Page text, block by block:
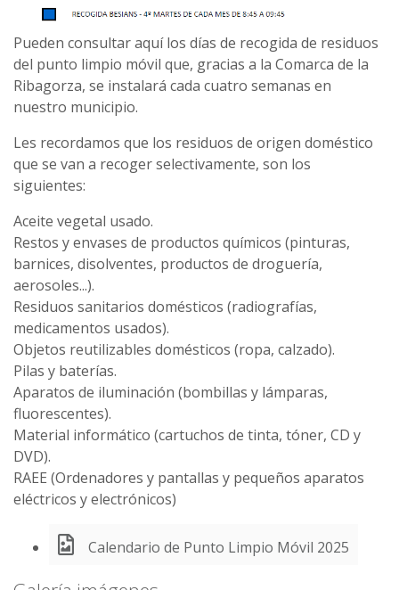
Pueden consultar aquí los días de recogida de residuos
del punto limpio móvil que, gracias a la Comarca de la
Ribagorza, se instalará cada cuatro semanas en
nuestro municipio.
Les recordamos que los residuos de origen doméstico
que se van a recoger selectivamente, son los
siguientes:
Aceite vegetal usado.
Restos y envases de productos químicos (pinturas,
barnices, disolventes, productos de droguería,
aerosoles...).
Residuos sanitarios domésticos (radiografías,
medicamentos usados).
Objetos reutilizables domésticos (ropa, calzado).
Pilas y baterías.
Aparatos de iluminación (bombillas y lámparas,
fluorescentes).
Material informático (cartuchos de tinta, tóner, CD y
DVD).
RAEE (Ordenadores y pantallas y pequeños aparatos
eléctricos y electrónicos)
Calendario de Punto Limpio Móvil 2025